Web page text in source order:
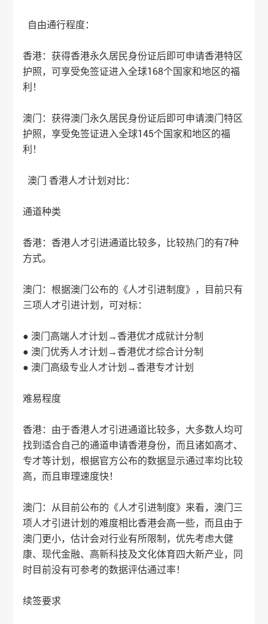
自由通行程度：
香港：获得香港永久居民身份证后即可申请香港特区
护照，可享受免签证进入全球168个国家和地区的福
利！
澳门：获得澳门永久居民身份证后即可申请澳门特区
护照，享受免签证进入全球145个国家和地区的福
利！
澳门 香港人才计划对比：
通道种类
香港：香港人才引进通道比较多，比较热门的有7种
方式。
澳门：根据澳门公布的《人才引进制度》，目前只有
三项人才引进计划，可对标：
● 澳门高端人才计划→ 香港优才成就计分制
● 澳门优秀人才计划→ 香港优才综合计分制
● 澳门高级专业人才计划→ 香港专才计划
难易程度
香港：由于香港人才引进通道比较多，大多数人均可
找到适合自己的通道申请香港身份，而且诸如高才、
专才等计划，根据官方公布的数据显示通过率均比较
高，而且审理速度快！
澳门：从目前公布的《人才引进制度》来看，澳门三
项人才引进计划的难度相比香港会高一些，而且由于
澳门更小，估计会对行业有所限制，优先考虑大健
康、现代金融、高新科技及文化体育四大新产业，同
时目前没有可参考的数据评估通过率！
续签要求